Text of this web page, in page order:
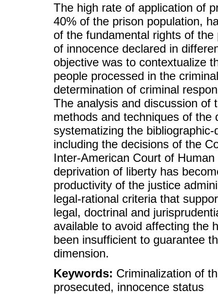
The high rate of application of
40% of the prison population,
of the fundamental rights of
of innocence declared in
objective was to contextualize
people processed in the
determination of criminal
The analysis and discussion of
methods and techniques of the
systematizing the
including the decisions of the
Inter-American Court of
deprivation of liberty has
productivity of the justice
legal-rational criteria that
legal, doctrinal and
available to avoid affecting the
been insufficient to guarantee
dimension.
Keywords: Criminalization of
prosecuted, innocence status